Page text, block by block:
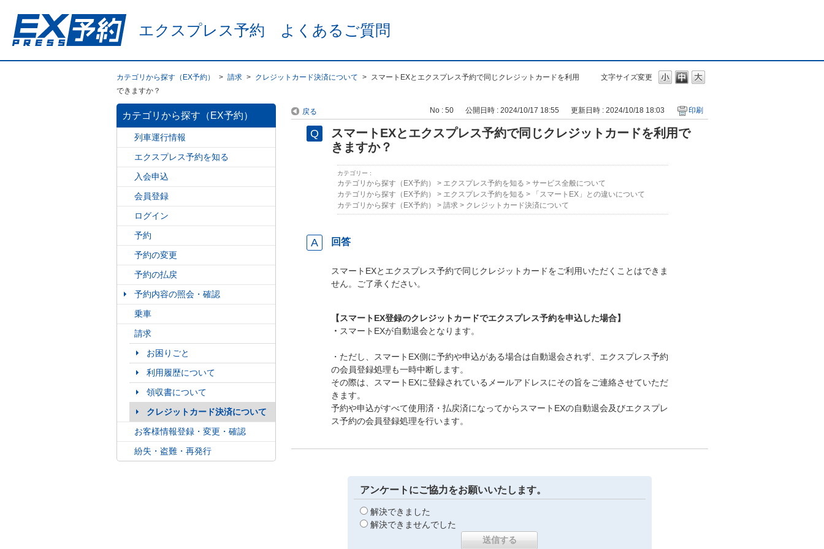
エクスプレス予約 よくあるご質問
文字サイズ変更
カテゴリから探す（EX予約） > 請求 > クレジットカード決済について > スマートEXとエクスプレス予約で同じクレジットカードを利用
できますか？
カテゴリから探す（EX予約）
列車運行情報
エクスプレス予約を知る
入会申込
会員登録
ログイン
予約
予約の変更
予約の払戻
予約内容の照会・確認
乗車
請求
お困りごと
利用履歴について
領収書について
クレジットカード決済について
お客様情報登録・変更・確認
紛失・盗難・再発行
戻る No : 50 公開日時 : 2024/10/17 18:55 更新日時 : 2024/10/18 18:03 印刷
スマートEXとエクスプレス予約で同じクレジットカードを利用で
きますか？
カテゴリー :
カテゴリから探す（EX予約） > エクスプレス予約を知る > サービス全般について
カテゴリから探す（EX予約）
> エクスプレス予約を知る >
「スマートEX」との違いについて
カテゴリから探す（EX予約）
> 請求> クレジットカード決済について
回答
スマートEXとエクスプレス予約で同じクレジットカードをご利用いただくことはできま
せん。ご了承ください。
【スマートEX登録のクレジットカードでエクスプレス予約を申込した場合】
・ スマートEXが自動退会となります。
・ただし、スマートEX側に予約や申込がある場合は自動退会されず、エクスプレス予約
の会員登録処理も一時中断します。
その際は、スマートEXに登録されているメールアドレスにその旨をご連絡させていただ
きます。
予約や申込がすべて使用済・払戻済になってからスマートEXの自動退会及びエクスプレ
ス予約の会員登録処理を行います。
アンケートにご協力をお願いいたします。
解決できました
解決できませんでした